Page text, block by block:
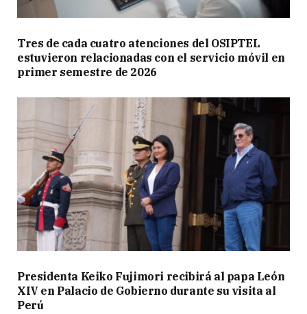
Tres de cada cuatro atenciones del OSIPTEL
estuvieron relacionadas con el servicio móvil en
primer semestre de 2026
Presidenta Keiko Fujimori recibirá al papa León
XIV en Palacio de Gobierno durante su visita al
Perú